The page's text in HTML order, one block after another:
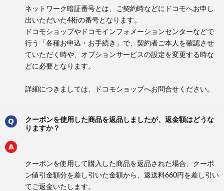
ネットワーク暗証番号とは、ご契約時などにドコモへお申し
出いただいた4桁の番号となります。
ドコモショップやドコモインフォメーションセンターなどで
行う「各種お申込・お手続き」で、契約者ご本人を確認させ
ていただく時や、オプションサービスの設定を変更する時な
どに必要となります。
詳細につきましては、ドコモショップへお問合せください。
クーポンを使用した商品を返品しましたが、返金額はどうな
りますか？
クーポンを使用して購入した商品を返品された場合、クーポ
ン値引金額分を差し引いた金額から、返送料660円を差し引い
てご返金いたします。